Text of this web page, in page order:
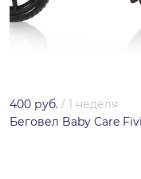
400 руб. / 1 неделя
Беговел Baby Care